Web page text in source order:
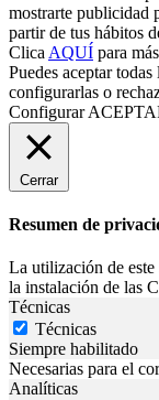
mostrarte publicidad
partir de tus hábitos
Clica AQUÍ para
Puedes aceptar
configurarlas o
Configurar
Cerrar
Resumen de
La utilización de
la instalación de las
Técnicas
Técnicas
Siempre habilitado
Necesarias para el
Analíticas